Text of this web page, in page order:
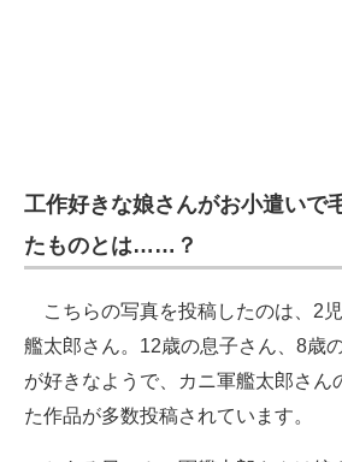
エネルギーの専門メディア
工作好きな娘さんがお小遣いで
たものとは……？
こちらの写真を投稿したのは、2
艦太郎さん。12歳の息子さん、8歳
が好きなようで、カニ軍艦太郎さん
た作品が多数投稿されています。